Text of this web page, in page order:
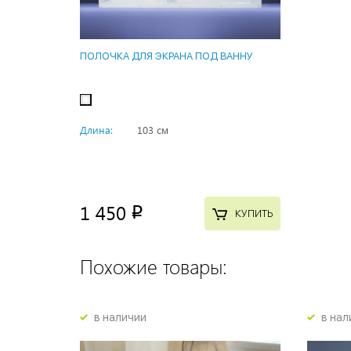
ПОЛОЧКА ДЛЯ ЭКРАНА ПОД ВАННУ
Длина: 103 см
1 450 p КУПИТЬ
Похожие товары:
в наличии в